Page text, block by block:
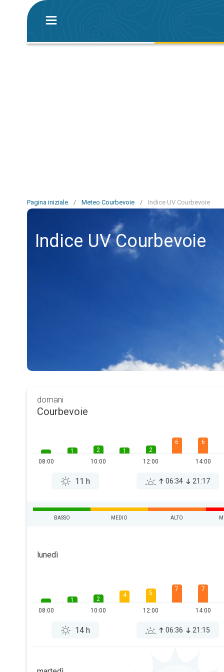
Pagina iniziale / Meteo Courbevoie / Indice UV Courbevoie
Indice UV Courbevoie
domani
Courbevoie
08:00
1
2
10:00
1
2
12:00
6 6
14:00
11 h 06:34 21:17
BASSO MEDIO ALTO
lunedì
08:00
1
2
10:00
4 5
12:00
7 7
14:00
14 h 06:36 21:15